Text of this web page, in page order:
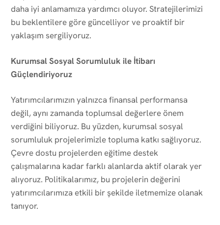
daha iyi anlamamıza yardımcı oluyor. Stratejilerimizi
bu beklentilere göre güncelliyor ve proaktif bir
yaklaşım sergiliyoruz.
Kurumsal Sosyal Sorumluluk ile İtibarı
Güçlendiriyoruz
Yatırımcılarımızın yalnızca finansal performansa
değil, aynı zamanda toplumsal değerlere önem
verdiğini biliyoruz. Bu yüzden, kurumsal sosyal
sorumluluk projelerimizle topluma katkı sağlıyoruz.
Çevre dostu projelerden eğitime destek
çalışmalarına kadar farklı alanlarda aktif olarak yer
alıyoruz. Politikalarımız, bu projelerin değerini
yatırımcılarımıza etkili bir şekilde iletmemize olanak
tanıyor.